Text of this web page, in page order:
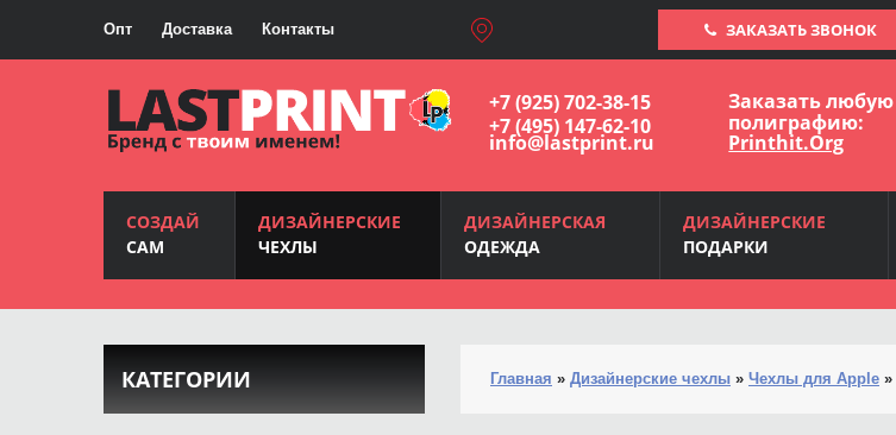
Опт Доставка Контакты ЗАКАЗАТЬ ЗВОНОК
+7 (925) 702-38-15
+7 (495) 147-62-10
info@lastprint.ru
Заказать любую
полиграфию:
Printhit.Org
СОЗДАЙ
САМ
ДИЗАЙНЕРСКИЕ
ЧЕХЛЫ
ДИЗАЙНЕРСКАЯ
ОДЕЖДА
ДИЗАЙНЕРСКИЕ
ПОДАРКИ
Главная » Дизайнерские чехлы » Чехлы для Apple »
КАТЕГОРИИ